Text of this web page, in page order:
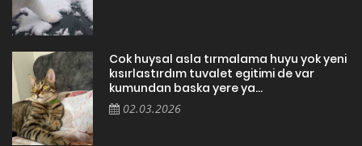
Cok huysal asla tırmalama huyu yok yeni
kısırlastırdım tuvalet egitimi de var
kumundan baska yere ya...
02.03.2026